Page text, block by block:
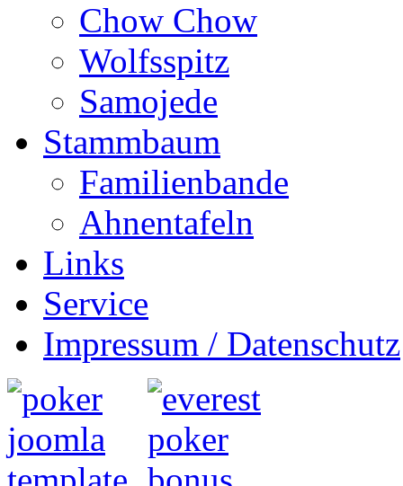
Chow Chow
Wolfsspitz
Samojede
Stammbaum
Familienbande
Ahnentafeln
Links
Service
Impressum / Datenschutz